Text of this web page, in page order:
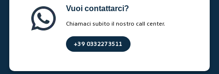
Vuoi contattarci?
Chiamaci subito il nostro call center.
+39 0332273511